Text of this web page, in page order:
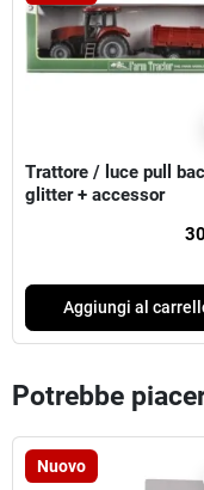
Trattore / luce pull
glitter + accessor
Aggiungi al
Potrebbe
Nuovo